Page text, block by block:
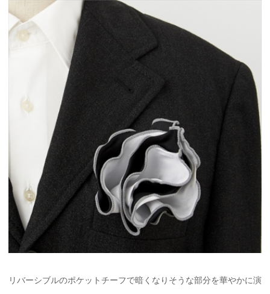
リバーシブルのポケットチーフで暗くなりそうな部分を華やかに演